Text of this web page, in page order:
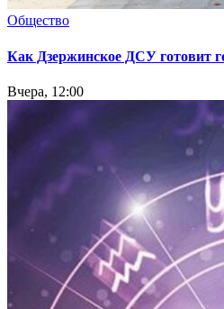
Общество
Как Дзержинское ДСУ готовит
Вчера, 12:00